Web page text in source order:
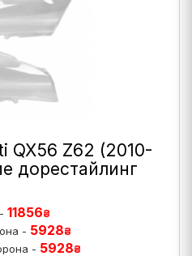
QX56 Z62 (2010-
дорестайлинг
11856₴
- 5928₴
- 5928₴